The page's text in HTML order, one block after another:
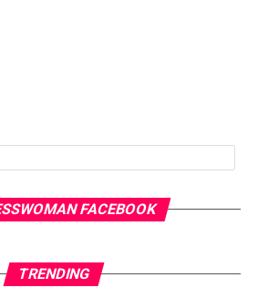
FACEBOOK
TRENDING